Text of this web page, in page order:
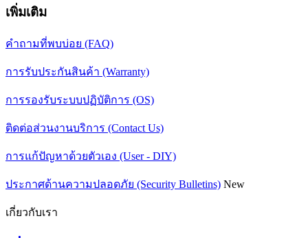
เพิ่มเติม
คำถามที่พบบ่อย (FAQ)
การรับประกันสินค้า (Warranty)
การรองรับระบบปฏิบัติการ (OS)
ติดต่อส่วนงานบริการ (Contact Us)
การแก้ปัญหาด้วยตัวเอง (User - DIY)
ประกาศด้านความปลอดภัย (Security Bulletins) New
เกี่ยวกับเรา